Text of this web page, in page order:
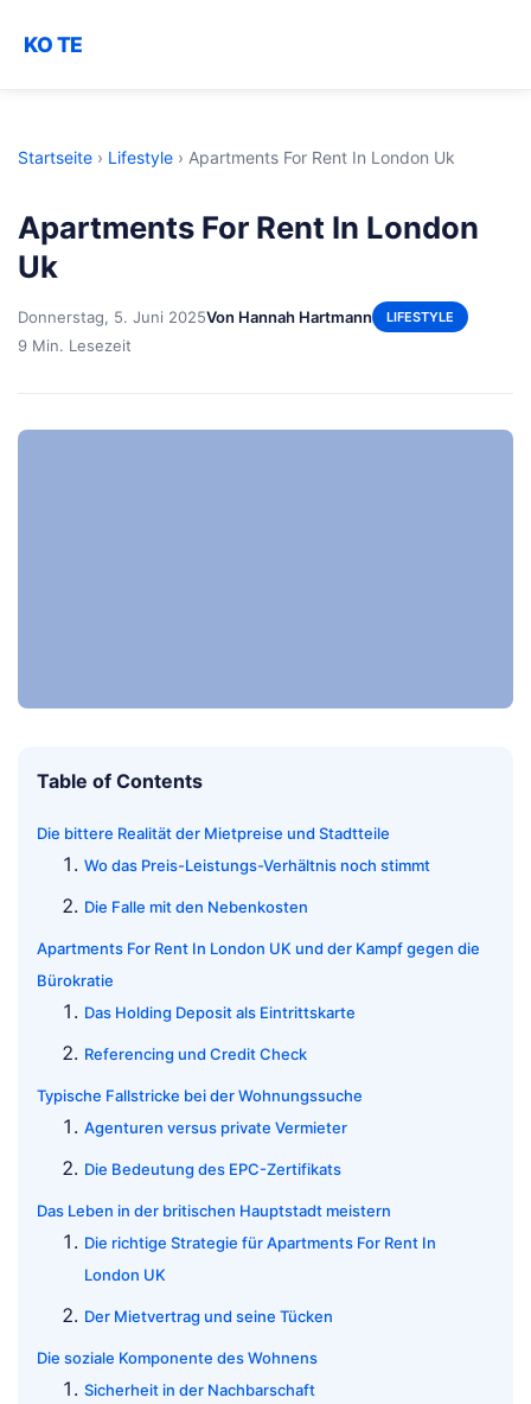
KO TE
Startseite › Lifestyle › Apartments For Rent In London Uk
Apartments For Rent In London
Uk
Donnerstag, 5. Juni 2025Von Hannah Hartmann LIFESTYLE
9 Min. Lesezeit
Table of Contents
Die bittere Realität der Mietpreise und Stadtteile
Wo das Preis-Leistungs-Verhältnis noch stimmt
Die Falle mit den Nebenkosten
Apartments For Rent In London UK und der Kampf gegen die
Bürokratie
Das Holding Deposit als Eintrittskarte
Referencing und Credit Check
Typische Fallstricke bei der Wohnungssuche
Agenturen versus private Vermieter
Die Bedeutung des EPC-Zertifikats
Das Leben in der britischen Hauptstadt meistern
Die richtige Strategie für Apartments For Rent In
London UK
Der Mietvertrag und seine Tücken
Die soziale Komponente des Wohnens
Sicherheit in der Nachbarschaft